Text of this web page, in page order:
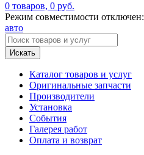
0 товаров, 0 руб.
Режим совместимости отключен:
авто
Искать
Каталог товаров и услуг
Оригинальные запчасти
Производители
Установка
События
Галерея работ
Оплата и возврат